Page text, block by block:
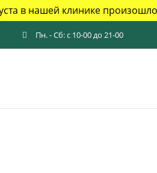
в нашей клинике
Пн. - Сб: с 10-00 до 21-00